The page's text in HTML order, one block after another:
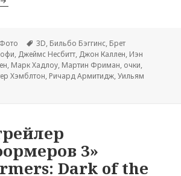
Рубрики
Фото Метки
3D, Бильбо Бэггинс, Брет
, Джеймс Несбитт, Джон Каллен, Иэн
, Марк Хадлоу, Мартин Фриман, очки,
Хэмблтон, Ричард Армитидж,Уильям
3»
Dark of the